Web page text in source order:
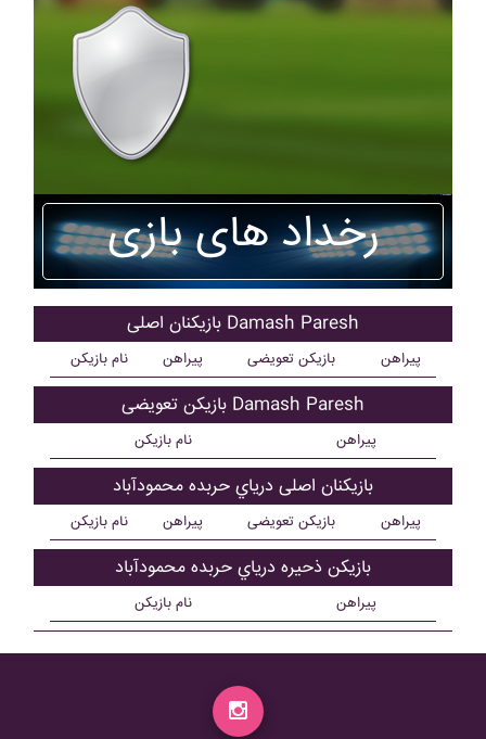
رخداد های بازی
بازیکنان اصلی Damash Paresh
نام بازیکن پیراهن بازیکن تعویضی پیراهن
بازیکن تعویضی Damash Paresh
نام بازیکن پیراهن
بازیکنان اصلی درياي حربده محمودآباد
نام بازیکن پیراهن بازیکن تعویضی پیراهن
بازیکن ذحیره درياي حربده محمودآباد
نام بازیکن پیراهن